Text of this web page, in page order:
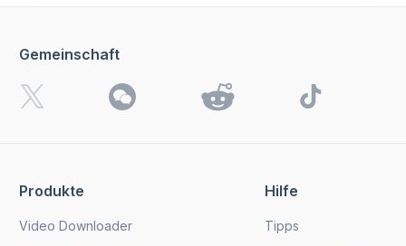
Produkte
Video Downloader
Hilfe
Tipps
Gemeinschaft